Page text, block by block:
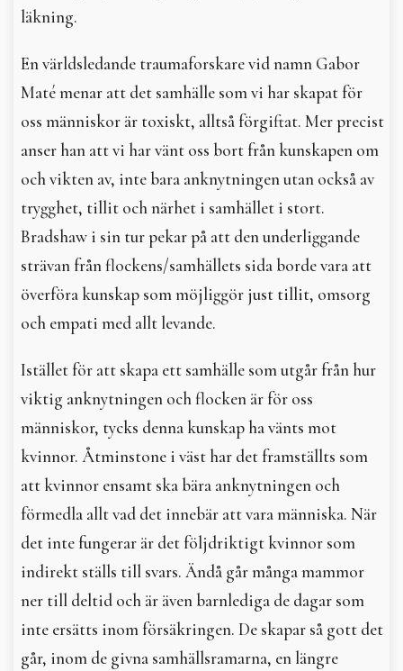
läkning.
En världsledande traumaforskare vid namn Gabor
Maté menar att det samhälle som vi har skapat för
oss människor är toxiskt, alltså förgiftat. Mer precist
anser han att vi har vänt oss bort från kunskapen om
och vikten av, inte bara anknytningen utan också av
trygghet, tillit och närhet i samhället i stort.
Bradshaw i sin tur pekar på att den underliggande
strävan från flockens/samhällets sida borde vara att
överföra kunskap som möjliggör just tillit, omsorg
och empati med allt levande.
Istället för att skapa ett samhälle som utgår från hur
viktig anknytningen och flocken är för oss
människor, tycks denna kunskap ha vänts mot
kvinnor. Åtminstone i väst har det framställts som
att kvinnor ensamt ska bära anknytningen och
förmedla allt vad det innebär att vara människa. När
det inte fungerar är det följdriktigt kvinnor som
indirekt ställs till svars. Ändå går många mammor
ner till deltid och är även barnlediga de dagar som
inte ersätts inom försäkringen. De skapar så gott det
går, inom de givna samhällsramarna, en längre